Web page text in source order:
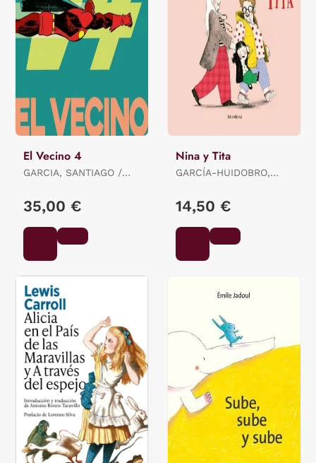
El Vecino 4
GARCIA, SANTIAGO /
35,00 €
Nina y Tita
GARCÍA-HUIDOBRO,
14,50 €